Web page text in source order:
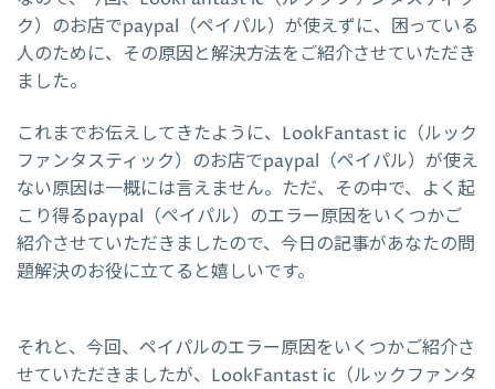
ク）のお店でpaypal（ペイパル）が使えずに、困っている
人のために、その原因と解決方法をご紹介させていただき
ました。
これまでお伝えしてきたように、LookFantast ic（ルック
ファンタスティック）のお店でpaypal（ペイパル）が使え
ない原因は一概には言えません。ただ、その中で、よく起
こり得るpaypal（ペイパル）のエラー原因をいくつかご
紹介させていただきましたので、今日の記事があなたの問
題解決のお役に立てると嬉しいです。
それと、今回、ペイパルのエラー原因をいくつかご紹介さ
せていただきましたが、LookFantast ic（ルックファンタ